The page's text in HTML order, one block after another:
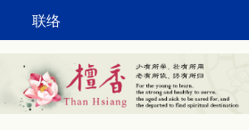
联络